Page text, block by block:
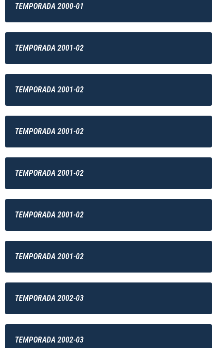
TEMPORADA 2000-01
TEMPORADA 2001-02
TEMPORADA 2001-02
TEMPORADA 2001-02
TEMPORADA 2001-02
TEMPORADA 2001-02
TEMPORADA 2001-02
TEMPORADA 2002-03
TEMPORADA 2002-03